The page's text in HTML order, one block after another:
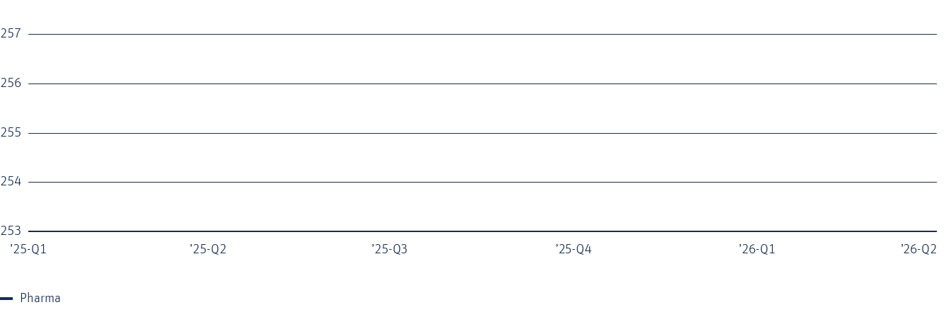
’26-Q1
’25-Q1 ’25-Q2 ’25-Q3 ’25-Q4 ’26-Q2
255
253
254
256
257
Pharma